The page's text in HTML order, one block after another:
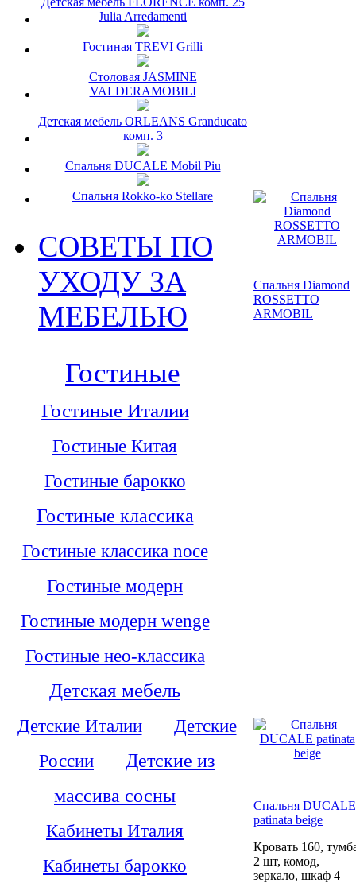
Julia Arredamenti
Гостиная TREVI Grilli
Столовая JASMINE
VALDERAMOBILI
Детская мебель ORLEANS Granducato
комп. 3
Спальня DUCALE Mobil Piu
Спальня Rokko-ko Stellare
СОВЕТЫ ПО
УХОДУ ЗА
МЕБЕЛЬЮ
Гостиные
Гостиные Италии
Гостиные Китая
Гостиные барокко
Гостиные классика
Гостиные классика noce
Гостиные модерн
Гостиные модерн wenge
Гостиные нео-классика
Детская мебель
Детские Италии
Детские
России
Детские из
массива сосны
Кабинеты Италия
Кабинеты барокко
Спальня Diamond
ROSSETTO
ARMOBIL
Спальня DUCALE
patinata beige
Кровать 160,
2 шт, комод,
зеркало, шкаф 4